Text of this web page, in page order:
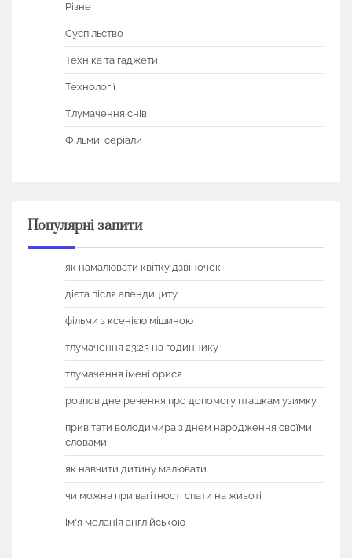
Різне
Суспільство
Техніка та гаджети
Технології
Тлумачення снів
Фільми, серіали
Популярні запити
як намалювати квітку дзвіночок
дієта після апендициту
фільми з ксенією мішиною
тлумачення 23:23 на годиннику
тлумачення імені орися
розповідне речення про допомогу пташкам узимку
привітати володимира з днем народження своїми
словами
як навчити дитину малювати
чи можна при вагітності спати на животі
ім'я меланія англійською